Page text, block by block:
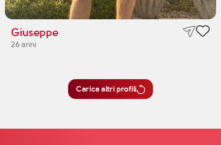
Giuseppe
26 anni
Carica altri profili